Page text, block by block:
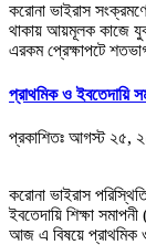
করোনা ভাইরাস
থাকায় আয়মূলক কাজে
এরকম প্রেক্ষাপটে
প্রাথমিক ও ইবতেদায়ি
প্রকাশিতঃ আগস্ট ২৫,
করোনা ভাইরাস
ইবতেদায়ি শিক্ষা
আজ এ বিষয়ে প্রাথমিক